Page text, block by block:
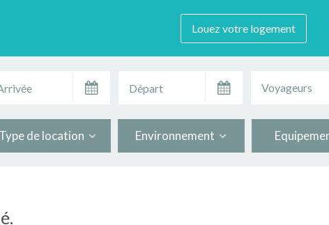
Louez votre logement
Voyageurs
Type de location Environnement